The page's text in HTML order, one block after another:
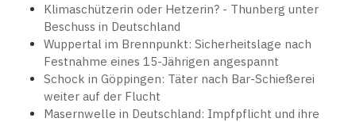
Klimaschützerin oder Hetzerin? - Thunberg unter
Beschuss in Deutschland
Wuppertal im Brennpunkt: Sicherheitslage nach
Festnahme eines 15-Jährigen angespannt
Schock in Göppingen: Täter nach Bar-Schießerei
weiter auf der Flucht
Masernwelle in Deutschland: Impfpflicht und ihre